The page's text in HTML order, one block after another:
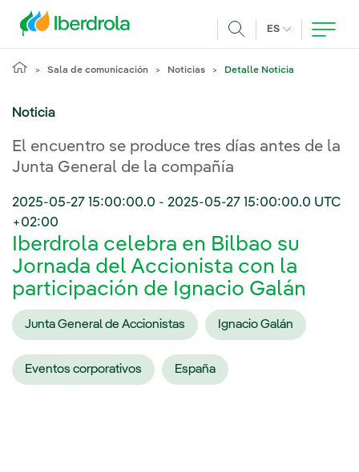
ES IDIOMA
Sala de comunicación Noticias Detalle Noticia
Noticia
El encuentro se produce tres días antes de la
Junta General de la compañía
2025-05-27 15:00:00.0 - 2025-05-27 15:00:00.0 UTC
+02:00
Iberdrola celebra en Bilbao su
Jornada del Accionista con la
participación de Ignacio Galán
Junta General de Accionistas Ignacio Galán
Eventos corporativos España